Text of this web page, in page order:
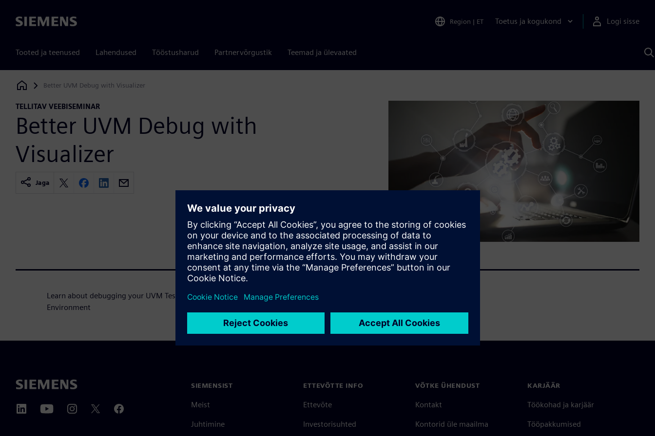
Siemens Region | ET Toetus ja kogukond Logi sisse
Tooted ja teenused Lahendused Tööstusharud Partnervõrgustik Teemad ja ülevaated
Siemens Digital Industries Software
Better UVM Debug with Visualizer
TELLITAV VEEBISEMINAR
Better UVM Debug with
Visualizer
Jaga
Learn about debugging your UVM Testbench with the Visualizer Debug
Environment
SIEMENSIST
Meist
Juhtimine
ETTEVÕTTE INFO
Ettevõte
Investorisuhted
VÕTKE ÜHENDUST
Kontakt
Kontorid üle maailma
KARJÄÄR
Töökohad ja karjäär
Tööpakkumised